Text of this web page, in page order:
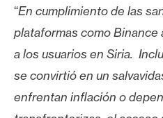
i
c
d
a
d
“En cumplimiento de las
plataformas como
a los usuarios en Siria.
se convirtió en un
enfrentan inflación o